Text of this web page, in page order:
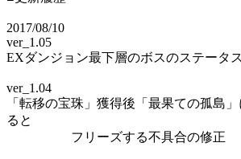
2017/08/10
ver_1.05
EXダンジョン最下層のボスのステータ
ver_1.04
「転移の宝珠」獲得後「最果ての孤島
ると
フリーズする不具合の修正